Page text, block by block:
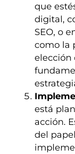
que
digital,
SEO, o
como la
elección
está
acción.
del